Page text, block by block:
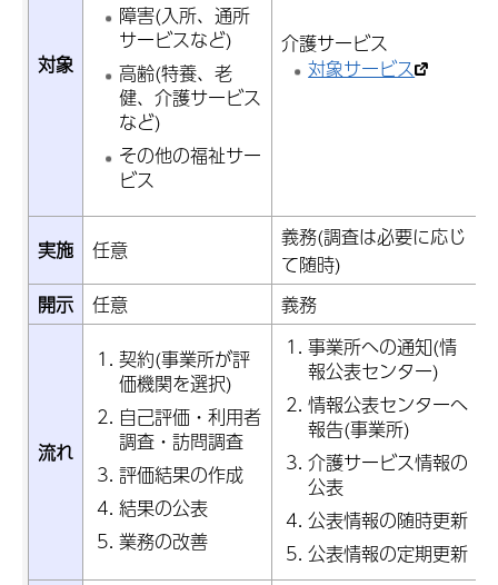
対象
障害(入所、通所
サービスなど)
高齢(特養、老
健、介護サービス
など)
その他の福祉サー
ビス
介護サービス
対象サービス
実施 任意
義務(調査は必要に応じ
て随時)
開示
任意 義務
流れ
契約(事業所が評
価機関を選択)
自己評価・利用者
調査・訪問調査
評価結果の作成
結果の公表
業務の改善
事業所への通知(情
報公表センター)
情報公表センターへ
報告(事業所)
介護サービス情報の
公表
公表情報の随時更新
公表情報の定期更新